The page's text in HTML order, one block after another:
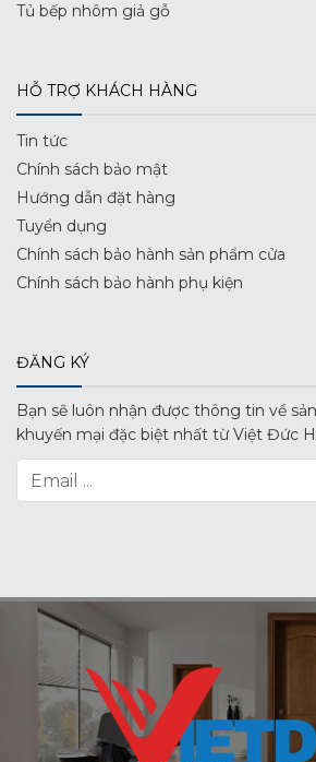
Tủ bếp nhôm giả gỗ
HỖ TRỢ KHÁCH HÀNG
Tin tức
Chính sách bảo mật
Hướng dẫn đặt hàng
Tuyển dụng
Chính sách bảo hành sản phẩm cửa
Chính sách bảo hành phụ kiện
ĐĂNG KÝ
Bạn sẽ luôn nhận được thông tin về
khuyến mại đặc biệt nhất từ Việt Đức